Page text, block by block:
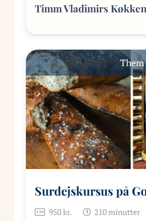
Timm Vladimirs Køkken
Them
Surdejskursus på
950kr. 210minutter